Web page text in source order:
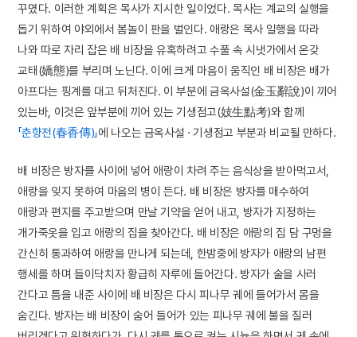
꾸몄다. 이러한 계획은 목사가 지시한 일이었다. 목사는 계교의 실행을
돕기 위하여 야외에서 봄놀이 판을 벌인다. 애랑은 목사 일행을 따라
나와 따로 자리 잡은 배 비장을 유혹하려고 수풀 속 시냇가에서 온갖
교태(嬌態)를 부리며 노닌다. 이에 크게 마음이 움직인 배 비장은 배가
아프다는 핑계를 대고 뒤처진다. 이 부분에 금옥사설(金玉辭說)이 끼어
있는바, 이것은 앞부분에 끼어 있는 기생점고(妓生點考)와 함께
「춘향전(春香傳)」에 나오는 금옥사설 · 기생점고 부분과 비교될 만하다.
배 비장은 방자를 사이에 넣어 애랑이 차려 주는 음식상을 받아먹고서,
애랑을 잊지 못하여 마음의 병이 든다. 배 비장은 방자를 매수하여
애랑과 편지를 주고받으며 만날 기약을 얻어 내고, 방자가 지정하는
개가죽옷을 입고 애랑의 집을 찾아간다. 배 비장은 애랑의 집 담 구멍을
간신히 통과하여 애랑을 만나게 되는데, 한밤중에 방자가 애랑의 남편
행세를 하며 들이닥치자 황급히 자루에 들어간다. 방자가 술을 사러
간다고 틈을 내준 사이에 배 비장은 다시 피나무 궤에 들어가서 몸을
숨긴다. 방자는 배 비장이 숨어 들어가 있는 피나무 궤에 불을 질러